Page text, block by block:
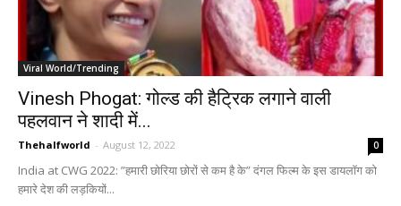
Viral World/Trending
Vinesh Phogat: गोल्ड की हैट्रिक लगाने वाली
पहलवान ने शादी में...
Thehalfworld - August 12, 2022 0
India at CWG 2022: ”हमारी छोरिया छोरों से कम है के” दंगल फिल्म के इस डायलॉग को
हमारे देश की लड़कियों...